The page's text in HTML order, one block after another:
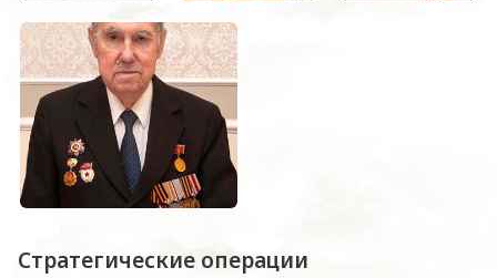
Стратегические операции